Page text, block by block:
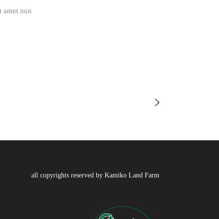
amet non
all copyrights reserved by Kamiko Land Farm